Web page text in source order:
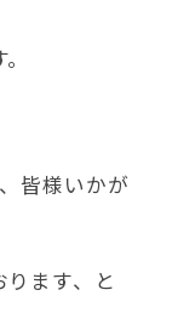
皆様いかが
ます、と